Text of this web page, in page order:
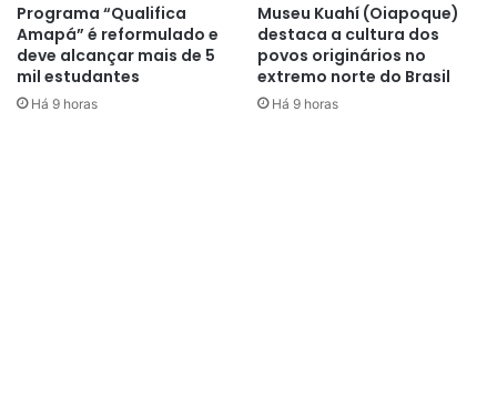
Programa “Qualifica
Amapá” é reformulado e
deve alcançar mais de 5
mil estudantes
Há 9 horas
Museu Kuahí (Oiapoque)
destaca a cultura dos
povos originários no
extremo norte do Brasil
Há 9 horas